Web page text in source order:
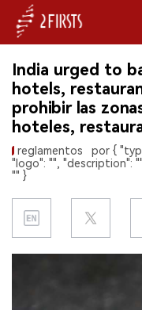
INICIO
EMPRESA
PRODUCTO
India urged to
hotels,
prohibir las
hoteles,
reglamentos
por {
"logo": "", "description":
"" }